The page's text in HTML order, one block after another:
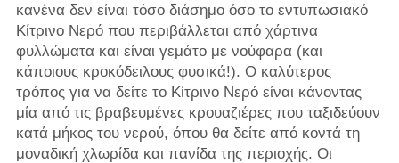
κανένα δεν είναι τόσο διάσημο όσο το εντυπωσιακό
Κίτρινο Νερό που περιβάλλεται από χάρτινα
φυλλώματα και είναι γεμάτο με νούφαρα (και
κάποιους κροκόδειλους φυσικά!). Ο καλύτερος
τρόπος για να δείτε το Κίτρινο Νερό είναι κάνοντας
μία από τις βραβευμένες κρουαζιέρες που ταξιδεύουν
κατά μήκος του νερού, όπου θα δείτε από κοντά τη
μοναδική χλωρίδα και πανίδα της περιοχής. Οι